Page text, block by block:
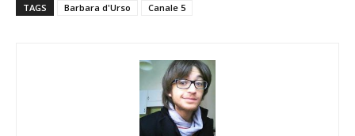
TAGS Barbara d'Urso Canale 5